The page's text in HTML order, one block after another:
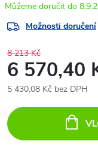
Možnosti doručení
8 213 Kč
6 570,40
5 430,08 Kč bez DPH
cena: